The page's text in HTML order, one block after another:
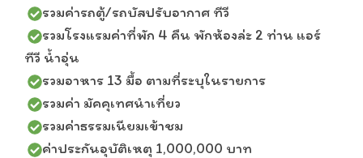
รวมค่ารถตู้/รถบัสปรับอากาศ ทีวี
รวมโรงแรมค่าที่พัก 4 คืน พักห้องล่ะ 2 ท่าน แอร์
ทีวี น้ำอุ่น
รวมอาหาร 13 มื้อ ตามที่ระบุในรายการ
รวมค่า มัคคุเทศนำเที่ยว
รวมค่าธรรมเนียมเข้าชม
ค่าประกันอุบัติเหตุ 1,000,000 บาท